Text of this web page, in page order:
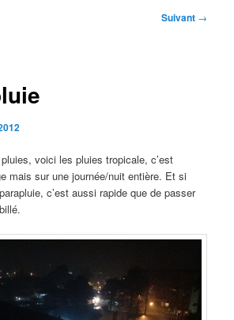
Suivant →
voici les pluies tropicale, c’est
mais sur une journée/nuit entière. Et si
c’est aussi rapide que de passer